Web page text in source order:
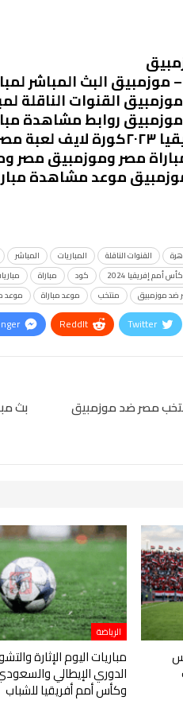
البث المباشر
القنوات الناقلة
وموزمبيق روابط مشاهدة
إفريقيا كأس أمم إفريقيا
مصر وموزمبيق مصر
موعد مشاهدة
القنوات الناقلة المباريات المباشر
كأس أمم إفريقيا 2024 كود مباراة
ضد موزمبيق منتخب موعد مباراة موعد
Twitter
ReddIt
مصر ضد موزمبيق بث
الرياضة
مباريات اليوم الإثارة
الدوري الإيطالي
وكأس أمم أفريقيا للشباب